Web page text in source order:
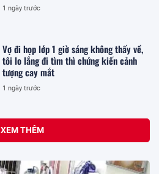
1 ngày trước
Vợ đi họp lớp 1 giờ sáng không thấy về,
tôi lo lắng đi tìm thì chứng kiến cảnh
tượng cay mắt
1 ngày trước
XEM THÊM